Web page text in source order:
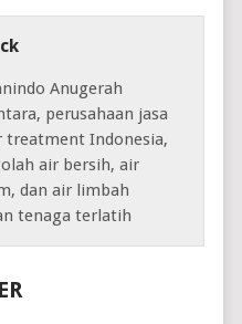
Anugerah
perusahaan jasa
treatment Indonesia,
air bersih, air
dan air limbah
tenaga terlatih